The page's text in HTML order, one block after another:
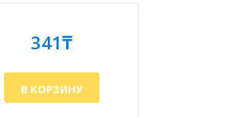
341₸
В КОРЗИНУ